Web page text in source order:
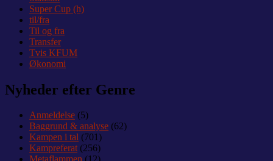
Super Cup (h)
til/fra
Til og fra
Transfer
Tvis KFUM
Økonomi
Nyheder efter Genre
Anmeldelse (5)
Baggrund & analyse (62)
Kampen i tal (701)
Kampreferat(256)